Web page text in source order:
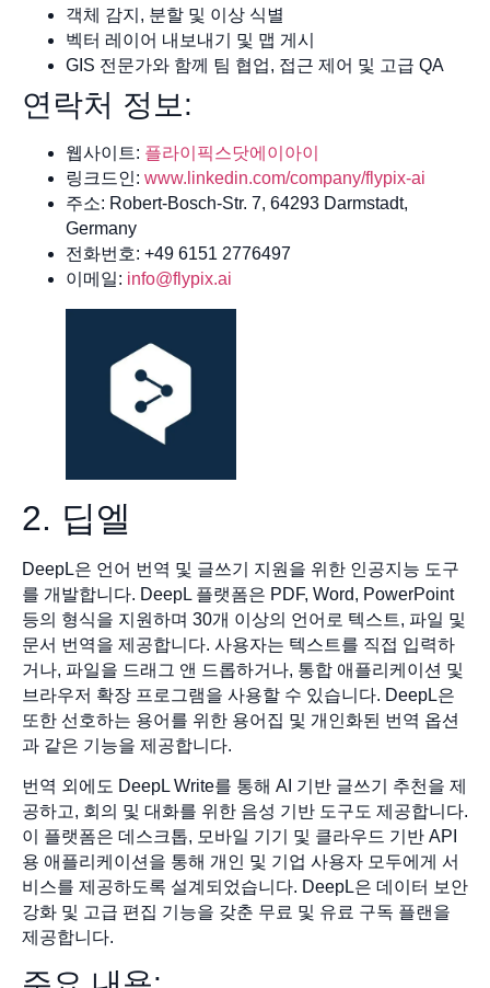
객체 감지, 분할 및 이상 식별
벡터 레이어 내보내기 및 맵 게시
GIS 전문가와 함께 팀 협업, 접근 제어 및 고급 QA
연락처 정보:
웹사이트: 플라이픽스닷에이아이
링크드인: www.linkedin.com/company/flypix-ai
주소: Robert-Bosch-Str. 7, 64293 Darmstadt,
Germany
전화번호: +49 6151 2776497
이메일: info@flypix.ai
2. 딥엘
DeepL은 언어 번역 및 글쓰기 지원을 위한 인공지능 도구
를 개발합니다. DeepL 플랫폼은 PDF, Word, PowerPoint
등의 형식을 지원하며 30개 이상의 언어로 텍스트, 파일 및
문서 번역을 제공합니다. 사용자는 텍스트를 직접 입력하
거나, 파일을 드래그 앤 드롭하거나, 통합 애플리케이션 및
브라우저 확장 프로그램을 사용할 수 있습니다. DeepL은
또한 선호하는 용어를 위한 용어집 및 개인화된 번역 옵션
과 같은 기능을 제공합니다.
번역 외에도 DeepL Write를 통해 AI 기반 글쓰기 추천을 제
공하고, 회의 및 대화를 위한 음성 기반 도구도 제공합니다.
이 플랫폼은 데스크톱, 모바일 기기 및 클라우드 기반 API
용 애플리케이션을 통해 개인 및 기업 사용자 모두에게 서
비스를 제공하도록 설계되었습니다. DeepL은 데이터 보안
강화 및 고급 편집 기능을 갖춘 무료 및 유료 구독 플랜을
제공합니다.